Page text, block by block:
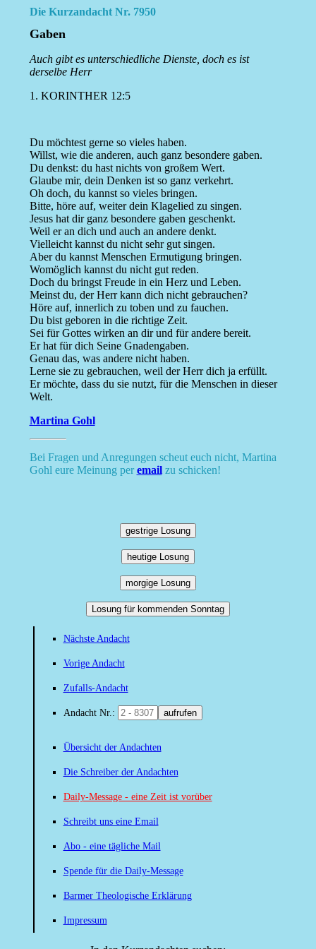
Die Kurzandacht Nr. 7950
Gaben
Auch gibt es unterschiedliche Dienste, doch es ist
derselbe Herr
1. KORINTHER 12:5
Du möchtest gerne so vieles haben.
Willst, wie die anderen, auch ganz besondere gaben.
Du denkst: du hast nichts von großem Wert.
Glaube mir, dein Denken ist so ganz verkehrt.
Oh doch, du kannst so vieles bringen.
Bitte, höre auf, weiter dein Klagelied zu singen.
Jesus hat dir ganz besondere gaben geschenkt.
Weil er an dich und auch an andere denkt.
Vielleicht kannst du nicht sehr gut singen.
Aber du kannst Menschen Ermutigung bringen.
Womöglich kannst du nicht gut reden.
Doch du bringst Freude in ein Herz und Leben.
Meinst du, der Herr kann dich nicht gebrauchen?
Höre auf, innerlich zu toben und zu fauchen.
Du bist geboren in die richtige Zeit.
Sei für Gottes wirken an dir und für andere bereit.
Er hat für dich Seine Gnadengaben.
Genau das, was andere nicht haben.
Lerne sie zu gebrauchen, weil der Herr dich ja erfüllt.
Er möchte, dass du sie nutzt, für die Menschen in dieser
Welt.
Martina Gohl
Bei Fragen und Anregungen scheut euch nicht, Martina
Gohl eure Meinung peremailzu schicken!
gestrige Losung
heutige Losung
morgige Losung
Losung für kommenden Sonntag
Nächste Andacht
Vorige Andacht
Zufalls-Andacht
Andacht Nr.: aufrufen
Übersicht der Andachten
Die Schreiber der Andachten
Daily-Message - eine Zeit ist vorüber
Schreibt uns eine Email
Abo - eine tägliche Mail
Spende für die Daily-Message
Barmer Theologische Erklärung
Impressum